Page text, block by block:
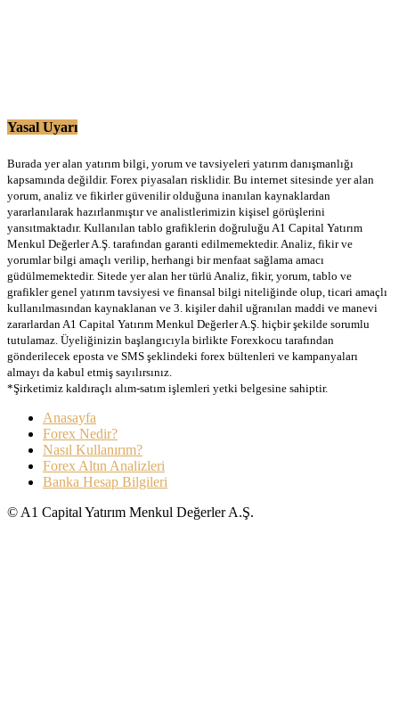
Yasal Uyarı
Burada yer alan yatırım bilgi, yorum ve tavsiyeleri yatırım danışmanlığı
kapsamında değildir. Forex piyasaları risklidir. Bu internet sitesinde yer alan
yorum, analiz ve fikirler güvenilir olduğuna inanılan kaynaklardan
yararlanılarak hazırlanmıştır ve analistlerimizin kişisel görüşlerini
yansıtmaktadır. Kullanılan tablo grafiklerin doğruluğu A1 Capital Yatırım
Menkul Değerler A.Ş. tarafından garanti edilmemektedir. Analiz, fikir ve
yorumlar bilgi amaçlı verilip, herhangi bir menfaat sağlama amacı
güdülmemektedir. Sitede yer alan her türlü Analiz, fikir, yorum, tablo ve
grafikler genel yatırım tavsiyesi ve finansal bilgi niteliğinde olup, ticari amaçlı
kullanılmasından kaynaklanan ve 3. kişiler dahil uğranılan maddi ve manevi
zararlardan A1 Capital Yatırım Menkul Değerler A.Ş. hiçbir şekilde sorumlu
tutulamaz. Üyeliğinizin başlangıcıyla birlikte Forexkocu tarafından
gönderilecek eposta ve SMS şeklindeki forex bültenleri ve kampanyaları
almayı da kabul etmiş sayılırsınız.
*Şirketimiz kaldıraçlı alım-satım işlemleri yetki belgesine sahiptir.
Anasayfa
Forex Nedir?
Nasıl Kullanırım?
Forex Altın Analizleri
Banka Hesap Bilgileri
© A1 Capital Yatırım Menkul Değerler A.Ş.